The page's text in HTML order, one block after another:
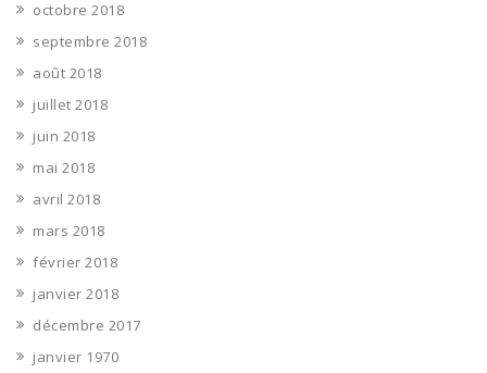
octobre 2018
septembre 2018
août 2018
juillet 2018
juin 2018
mai 2018
avril 2018
mars 2018
février 2018
janvier 2018
décembre 2017
janvier 1970